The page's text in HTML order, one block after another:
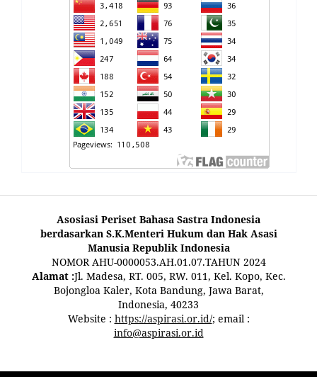
Asosiasi Periset Bahasa Sastra Indonesia
berdasarkan S.K.Menteri Hukum dan Hak Asasi
Manusia Republik Indonesia
NOMOR AHU-0000053.AH.01.07.TAHUN 2024
Alamat :Jl. Madesa, RT. 005, RW. 011, Kel. Kopo, Kec.
Bojongloa Kaler, Kota Bandung, Jawa Barat,
Indonesia, 40233
Website : https://aspirasi.or.id/; email :
info@aspirasi.or.id